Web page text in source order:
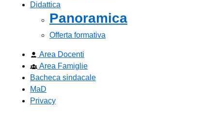
Didattica
Panoramica
Offerta formativa
Area Docenti
Area Famiglie
Bacheca sindacale
MaD
Privacy